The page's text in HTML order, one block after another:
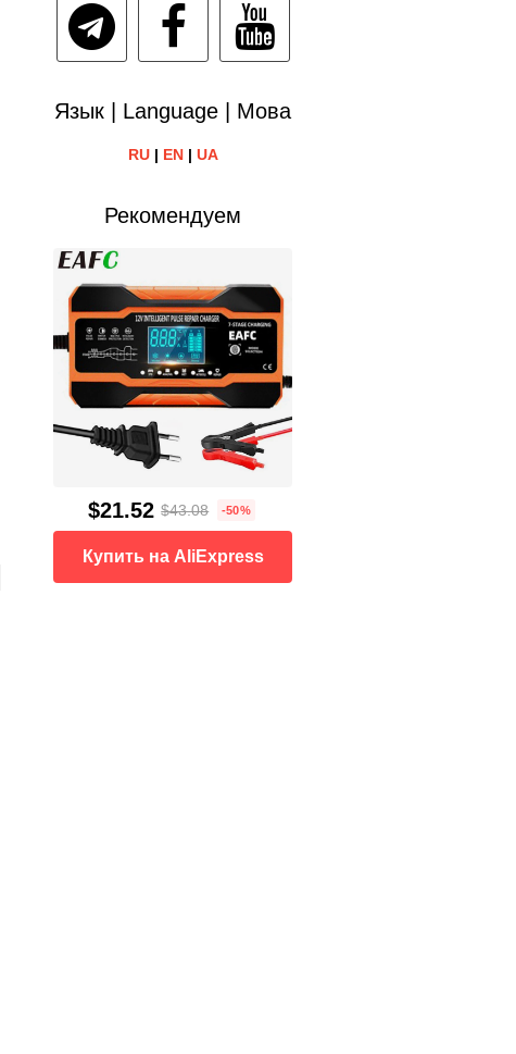
Язык | Language | Мова
RU| EN| UA
Рекомендуем
$21.52 $43.08 -50%
Купить на AliExpress